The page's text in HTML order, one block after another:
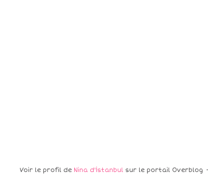
Voir le profil de Nina d'İstanbul sur le portail Overblog